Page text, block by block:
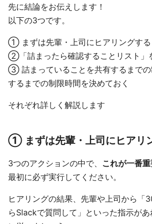
先に結論をお伝えします！
以下の3つです。
① まずは先輩・上司にヒアリングする
②「詰まったら確認することリスト」
③ 詰まっていることを共有するまでの
するまでの制限時間を決めておく
それぞれ詳しく解説します
① まずは先輩・上司にヒアリ
3つのアクションの中で、 これが一番
最初に必ず実行してください。
ヒアリングの結果、先輩や上司から「
らSlackで質問して」といった指示が